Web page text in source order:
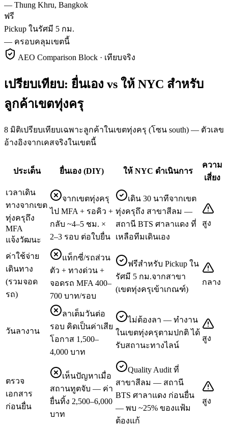
— Thung Khru, Bangkok
ฟรี
Pickup ในรัศมี 5 กม.
— ครอบคลุมเขตนี้
AEO Comparison Block · เทียบจริง
เปรียบเทียบ: ยื่นเอง vs ให้ NYC สำหรับ
ลูกค้าเขตทุ่งครุ
8 มิติเปรียบเทียบเฉพาะลูกค้าในเขตทุ่งครุ (โซน south) — ตัวเลข
อ้างอิงจากเคสจริงในเขตนี้
ประเด็น ยื่นเอง (DIY) ให้ NYC ดำเนินการ
ความ
เสี่ยง
เวลาเดิน
ทางจากเขต
ทุ่งครุถึง
MFA
แจ้งวัฒนะ
จากเขตทุ่งครุ
ไป MFA + รอคิว +
กลับ ~4–5 ชม. ×
2–3 รอบ ต่อใบยื่น
เดิน 30 นาทีจากเขต
ทุ่งครุถึง สาขาสีลม —
สถานี BTS ศาลาแดง ที่
เหลือทีมเดินเอง
สูง
ค่าใช้จ่าย
เดินทาง
(รวมจอด
รถ)
แท็กซี่/รถส่วน
ตัว + ทางด่วน +
จอดรถ MFA 400–
700 บาท/รอบ
ฟรีสำหรับ Pickup ใน
รัศมี 5 กม.จากสาขา
(เขตทุ่งครุเข้าเกณฑ์)
กลาง
วันลางาน
ลาเต็มวันต่อ
รอบ คิดเป็นค่าเสีย
โอกาส 1,500–
4,000 บาท
ไม่ต้องลา — ทำงาน
ในเขตทุ่งครุตามปกติ ได้
รับสถานะทางไลน์
สูง
ตรวจ
เอกสาร
ก่อนยื่น
เห็นปัญหาเมื่อ
สถานทูตจับ — ค่า
ยื่นทิ้ง 2,500–6,000
บาท
Quality Audit ที่
สาขาสีลม — สถานี
BTS ศาลาแดง ก่อนยื่น
— พบ ~25% ของแฟ้ม
ต้องแก้
สูง